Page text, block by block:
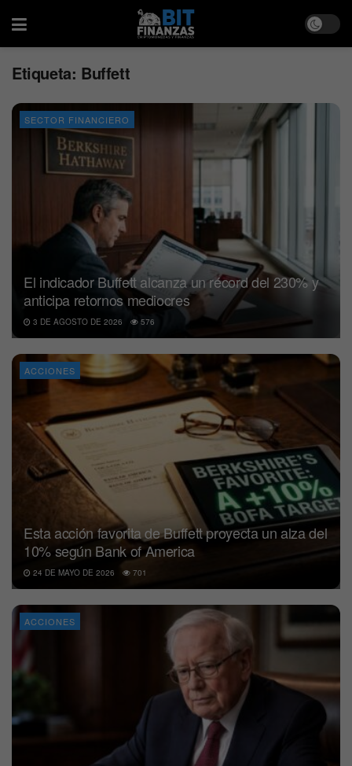
Etiqueta: Buffett
SECTOR FINANCIERO
El indicador Buffett alcanza un récord del 230% y
anticipa retornos mediocres
3 DE AGOSTO DE 2026 576
ACCIONES
Esta acción favorita de Buffett proyecta un alza del
10% según Bank of America
24 DE MAYO DE 2026 701
ACCIONES